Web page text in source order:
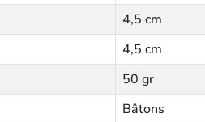
4,5 cm
4,5 cm
50 gr
Bâtons